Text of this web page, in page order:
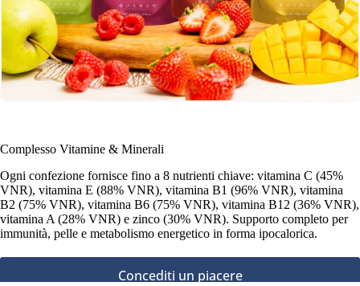
Complesso Vitamine & Minerali
Ogni confezione fornisce fino a 8 nutrienti chiave: vitamina C (45%
VNR), vitamina E (88% VNR), vitamina B1 (96% VNR), vitamina
B2 (75% VNR), vitamina B6 (75% VNR), vitamina B12 (36% VNR),
vitamina A (28% VNR) e zinco (30% VNR). Supporto completo per
immunità, pelle e metabolismo energetico in forma ipocalorica.
Concediti un piacere